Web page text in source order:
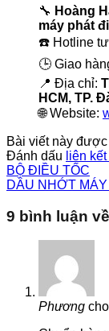
🔧 Hoàng
máy phát
☎️ Hotline tư
🕒 Giao
📍 Địa chỉ:
HCM, TP.
🌐 Website:
Bài viết này
Đánh dấu liên
BỘ ĐIỀU TỐC
DẦU NHỚT
9 bình luận
Phương